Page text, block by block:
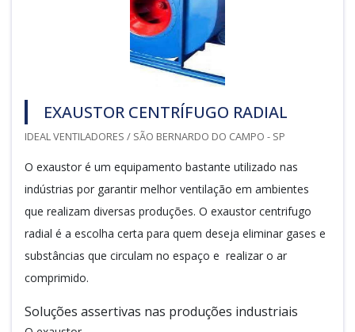
EXAUSTOR CENTRÍFUGO RADIAL
IDEAL VENTILADORES / SÃO BERNARDO DO CAMPO - SP
O exaustor é um equipamento bastante utilizado nas
indústrias por garantir melhor ventilação em ambientes
que realizam diversas produções. O exaustor centrifugo
radial é a escolha certa para quem deseja eliminar gases e
substâncias que circulam no espaço e realizar o ar
comprimido.
Soluções assertivas nas produções industriais